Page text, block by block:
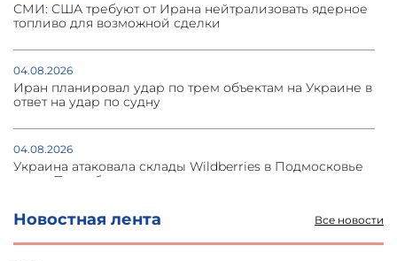
Новостная лента Все новости
СМИ: США требуют от Ирана нейтрализовать ядерное
топливо для возможной сделки
04.08.2026
Иран планировал удар по трем объектам на Украине в
ответ на удар по судну
04.08.2026
Украина атаковала склады Wildberries в Подмосковье
и под Петербургом
03.08.2026
Стратегия безопасности ОДКБ допускает применение